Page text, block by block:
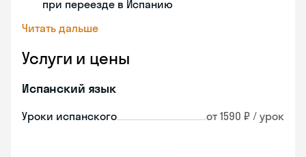
при переезде в Испанию
Читать дальше
Услуги и цены
Испанский язык
Уроки испанского от 1590 ₽ / урок